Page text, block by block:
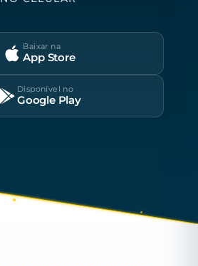
Baixar na
App Store
Disponível no
Google Play